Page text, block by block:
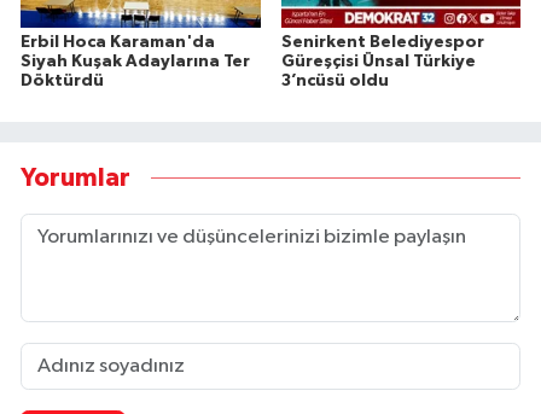
Erbil Hoca Karaman'da
Siyah Kuşak Adaylarına Ter
Döktürdü
Senirkent Belediyespor
Güreşçisi Ünsal Türkiye
3’ncüsü oldu
Yorumlar